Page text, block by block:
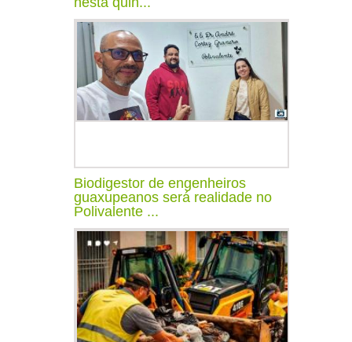
Biodigestor de engenheiros
guaxupeanos será realidade no
Polivalente ...